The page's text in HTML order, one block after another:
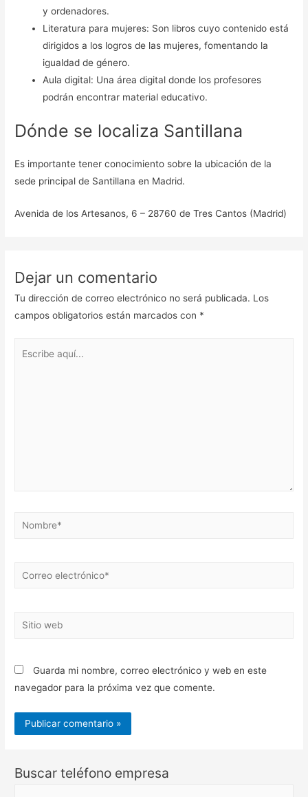
y ordenadores.
Literatura para mujeres: Son libros cuyo contenido está
dirigidos a los logros de las mujeres, fomentando la
igualdad de género.
Aula digital: Una área digital donde los profesores
podrán encontrar material educativo.
Dónde se localiza Santillana
Es importante tener conocimiento sobre la ubicación de la
sede principal de Santillana en Madrid.
Avenida de los Artesanos, 6 – 28760 de Tres Cantos (Madrid)
Dejar un comentario
Tu dirección de correo electrónico no será publicada. Los
campos obligatorios están marcados con *
Nombre*
Correo
Sitio
Guarda mi nombre, correo electrónico y web en este
navegador para la próxima vez que comente.
Buscar teléfono empresa